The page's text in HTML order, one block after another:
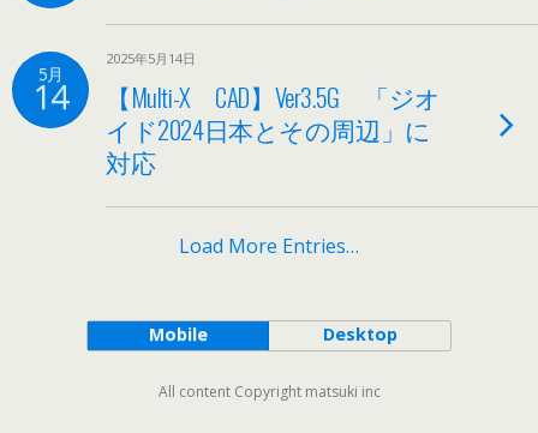
5月
14
2025年5月14日
【Multi-X CAD】Ver3.5G 「ジオ
イド2024日本とその周辺」に
対応
Load More Entries…
Mobile Desktop
All content Copyright matsuki inc